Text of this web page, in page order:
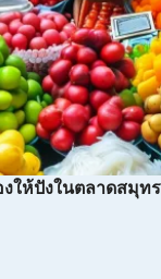
งให้ปังในตลาดสมุท